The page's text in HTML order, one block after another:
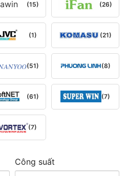
(15) (26)
(1) (21)
(51) (8)
(61) (7)
(7)
Công suất